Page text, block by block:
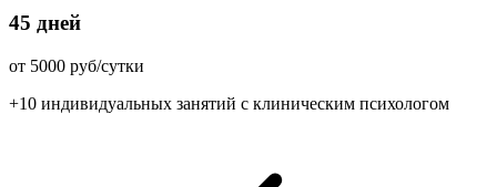
45 дней
от 5000 руб/сутки
+10 индивидуальных занятий с клиническим психологом